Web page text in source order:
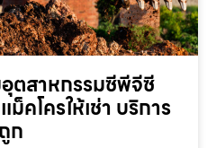
อุตสาหกรรมซีพีจีซี
คโครให้เช่า บริการ
ก